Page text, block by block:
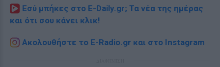
Εσύ μπήκες στο E-Daily.gr; Τα νέα της ημέρας
και ότι σου κάνει κλικ!
Ακολουθήστε το E-Radio.gr και στο Instagram